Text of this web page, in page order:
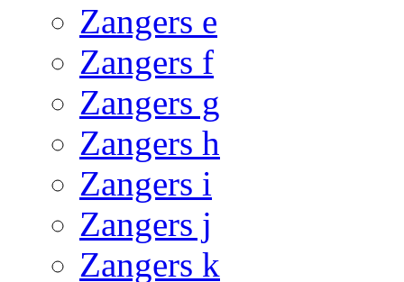
Zangers e
Zangers f
Zangers g
Zangers h
Zangers i
Zangers j
Zangers k